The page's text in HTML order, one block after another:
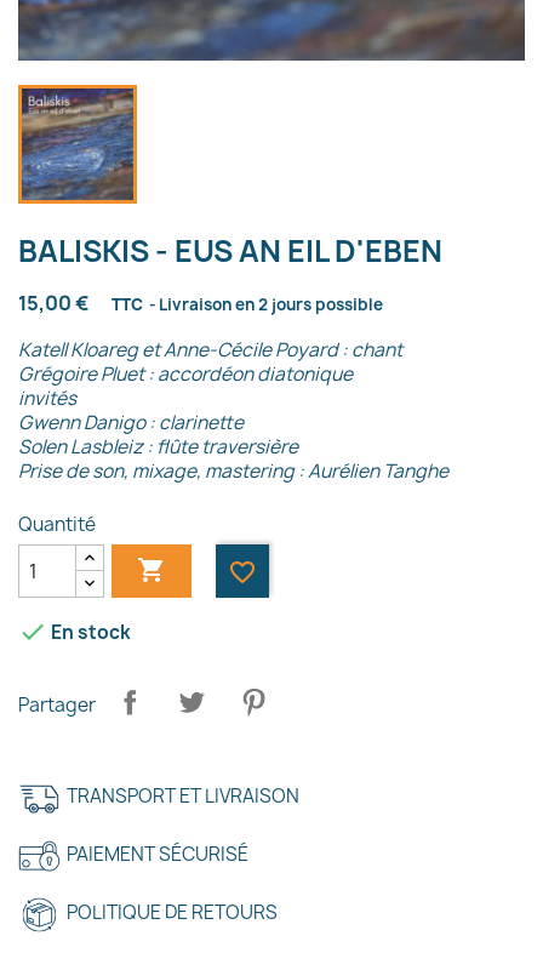
BALISKIS - EUS AN EIL D'EBEN
15,00 € TTC Livraison en 2 jours possible
​Katell Kloareg et Anne-Cécile Poyard : chant
Grégoire Pluet : accordéon diatonique
invités
Gwenn Danigo : clarinette
Solen Lasbleiz : flûte traversière
​Prise de son, mixage, mastering : Aurélien Tanghe
Quantité
 favorite_border
 En stock
Partager
TRANSPORT ET LIVRAISON
PAIEMENT SÉCURISÉ
POLITIQUE DE RETOURS